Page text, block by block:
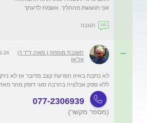
אני חוששת מההליך .אשמח לדעתך
תגובה
תשובת מומחה | מאת: ד"ר דן
אליאן
11:58
ללא ספק אבלציה בהרבה סוגי דופק מהר מאד
077-2306939
(מספר מקשר)